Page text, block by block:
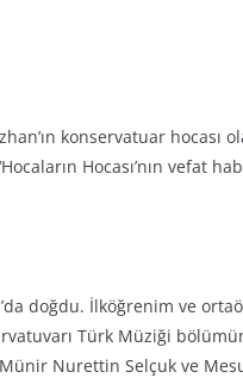
konservatuar hocası
Hocası’nın vefat
doğdu. İlköğrenim ve
Türk Müziği
Nurettin Selçuk ve